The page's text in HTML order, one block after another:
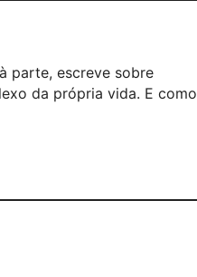
parte, escreve sobre
da própria vida. E como